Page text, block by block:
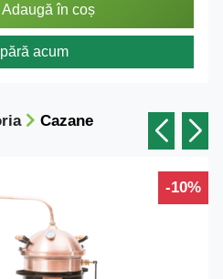
Adaugă în coș
acum
Cazane
-10%